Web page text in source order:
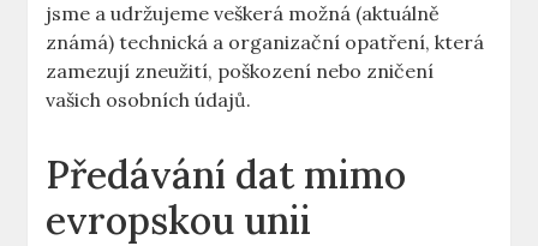
jsme a udržujeme veškerá možná (aktuálně
známá) technická a organizační opatření, která
zamezují zneužití, poškození nebo zničení
vašich osobních údajů.
Předávání dat mimo
evropskou unii